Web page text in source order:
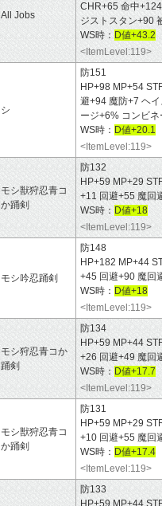
All Jobs
CHR+65 命中
ジストスタン+90
WS時： D値+43.2
<ItemLevel:119>
シ
防151
HP+98 MP+54
避+94 魔防+7 ヘ
ージ+6% コンビ
WS時： D値+20.1
<ItemLevel:119>
モシ獣狩忍青コ
か踊剣
防132
HP+59 MP+29
+11 回避+55 魔回
WS時： D値+18
<ItemLevel:119>
モシ吟忍踊剣
防148
HP+182 MP+44
+45 回避+90 魔回
WS時： D値+18
<ItemLevel:119>
モシ狩忍青コか
踊剣
防134
HP+59 MP+44
+26 回避+49 魔回
WS時： D値+17.7
<ItemLevel:119>
モシ獣狩忍青コ
か踊剣
防131
HP+59 MP+29
+10 回避+55 魔回
WS時： D値+17.4
<ItemLevel:119>
防133